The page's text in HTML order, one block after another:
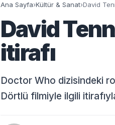
Ana Sayfa›Kültür & Sanat›David
David
itirafı
Doctor Who dizisindeki
Dörtlü filmiyle ilgili